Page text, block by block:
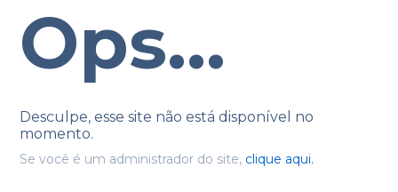
Ops...
Desculpe, esse site não está disponível no
momento.
Se você é um administrador do site, clique aqui.